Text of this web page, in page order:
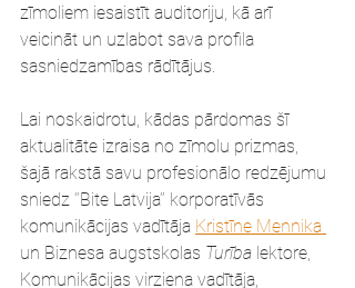
zīmoliem iesaistīt auditoriju, kā arī
veicināt un uzlabot sava profila
sasniedzamības rādītājus.
Lai noskaidrotu, kādas pārdomas šī
aktualitāte izraisa no zīmolu prizmas,
šajā rakstā savu profesionālo redzējumu
sniedz ‘’Bite Latvija’’ korporatīvās
komunikācijas vadītāja Kristīne Mennika
un Biznesa augstskolas Turība lektore,
Komunikācijas virziena vadītāja,